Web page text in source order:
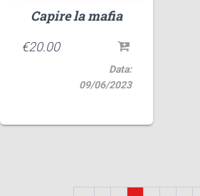
Capire la mafia
€20.00
Data:
09/06/2023